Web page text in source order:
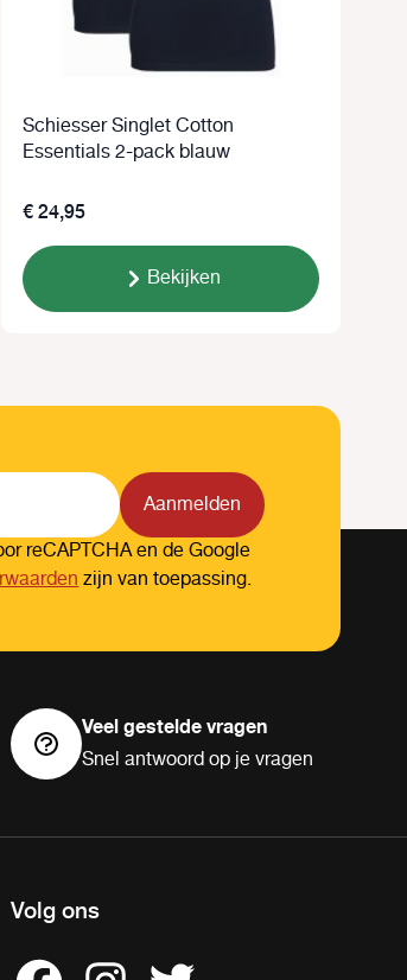
Schiesser Singlet Cotton
Essentials 2-pack blauw
€ 24,95
Bekijken
Aanmelden
reCAPTCHA en de Google
zijn van toepassing.
Veel gestelde vragen
Snel antwoord op je vragen
Volg ons